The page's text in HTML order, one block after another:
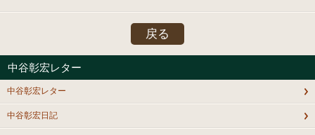
戻る
中谷彰宏レター
中谷彰宏レター
中谷彰宏日記